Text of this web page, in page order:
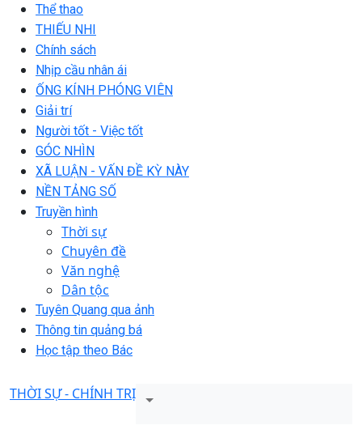
Thể thao
THIẾU NHI
Chính sách
Nhịp cầu nhân ái
ỐNG KÍNH PHÓNG VIÊN
Giải trí
Người tốt - Việc tốt
GÓC NHÌN
XÃ LUẬN - VẤN ĐỀ KỲ NÀY
NỀN TẢNG SỐ
Truyền hình
Thời sự
Chuyên đề
Văn nghệ
Dân tộc
Tuyên Quang qua ảnh
Thông tin quảng bá
Học tập theo Bác
THỜI SỰ - CHÍNH TRỊ